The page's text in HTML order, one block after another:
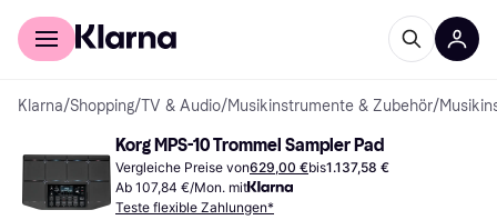
Für Shopper
Klarna/Shopping/TV & Audio/Musikinstrumente & Zubehör/
Korg MPS-10 Trommel Sampler Pad
Vergleiche Preise von629,00 €bis1.137,58 €
Ab 107,84 €/Mon. mit
Teste flexible Zahlungen*